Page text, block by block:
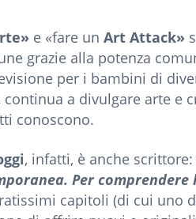
e «fare un Art Attack»
grazie alla potenza
per i bambini di
a divulgare arte e
conoscono.
, infatti, è anche
Per
capitoli (di cui uno